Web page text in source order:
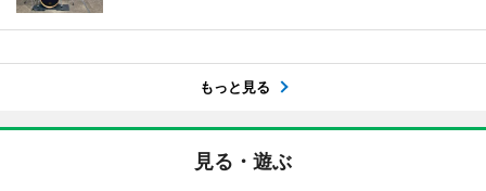
もっと見る
見る・遊ぶ